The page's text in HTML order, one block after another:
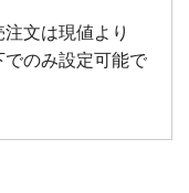
文は現値より
でのみ設定可能で